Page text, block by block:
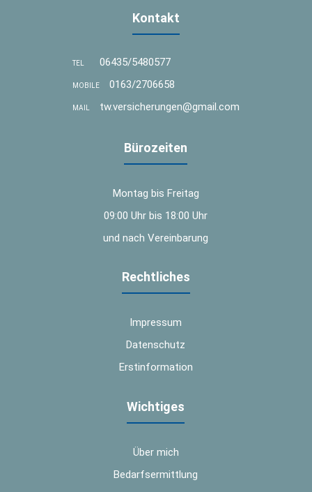
Kontakt
TEL 06435/5480577
MOBILE 0163/2706658
MAIL tw.versicherungen@gmail.com
Bürozeiten
Montag bis Freitag
09:00 Uhr bis 18:00 Uhr
und nach Vereinbarung
Rechtliches
Impressum
Datenschutz
Erstinformation
Wichtiges
Über mich
Bedarfsermittlung